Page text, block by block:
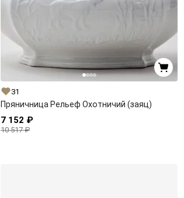
31
Пряничница Рельеф Охотничий (заяц)
7 152 ₽
10 517 ₽